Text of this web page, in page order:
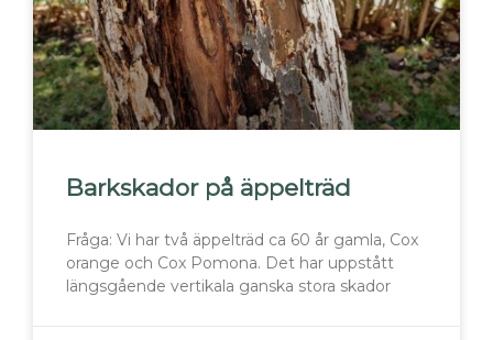
Barkskador på äppelträd
Fråga: Vi har två äppelträd ca 60 år gamla, Cox
orange och Cox Pomona. Det har uppstått
längsgående vertikala ganska stora skador